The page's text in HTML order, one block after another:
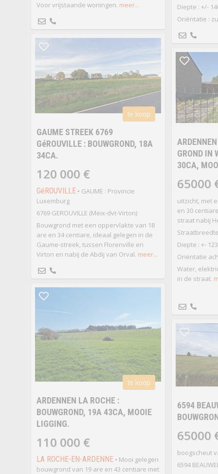
Diepte : +/-
Oriëntatie :
Voor vrijstaande woningen. meer...
te koop
GAUME STREEK 6769
GéROUVILLE : BOUWGROND, 18A
34CA.
120 000 €
GéROUVILLE• GAUME : Provincie
Luxemburg
6769 GEROUVILLE (Meix-dvt-Virton)
Bouwgrond met een oppervlakte van 18
are en 34 centiare, ideaal gelegen in de
Gaume-streek, tussen Florenville en
Virton en nabij de Abdij van Orval. meer...
GROND IN
30CA,
65000
uitzicht, met
en 30
straat nabij
Diepte : +-
Oriëntatie
Water,
in de straat.
te koop
ARDENNEN LA ROCHE :
BOUWGROND, 19A 43CA, MOOIE
LIGGING.
110 000 €
LA ROCHE-EN-ARDENNE• Mooi gelegen
bouwgrond van 19 are en 43 centiare met
6594
65000
boogscheut
6594